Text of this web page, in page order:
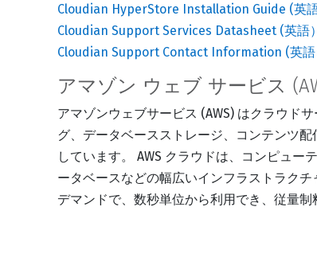
Cloudian HyperStore Installation Guide (英語
Cloudian Support Services Datasheet (英語）
Cloudian Support Contact Information (英語
アマゾン ウェブ サービス
アマゾンウェブサービス (AWS) はクラウド
グ、データベースストレージ、コンテンツ
しています。 AWS クラウドは、コンピュ
ータベースなどの幅広いインフラストラク
デマンドで、数秒単位から利用でき、従量制